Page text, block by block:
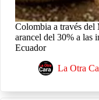
Colombia a través
arancel del 30% a las
Ecuador
La Otra